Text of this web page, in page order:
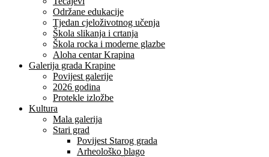
Održane edukacije
Tjedan cjeloživotnog učenja
Škola slikanja i crtanja
Škola rocka i moderne glazbe
Aloha centar Krapina
Galerija grada Krapine
Povijest galerije
2026 godina
Protekle izložbe
Kultura
Mala galerija
Stari grad
Povijest Starog grada
Arheološko blago